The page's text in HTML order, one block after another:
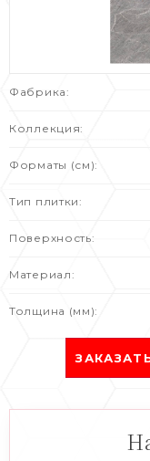
Фабрика:
Коллекция:
Форматы (см):
Тип плитки:
Поверхность:
Материал:
Толщина (мм):